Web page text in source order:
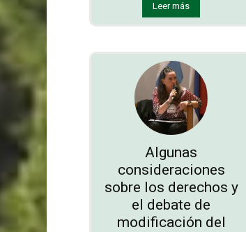
Leer más
Algunas
consideraciones
sobre los derechos y
el debate de
modificación del